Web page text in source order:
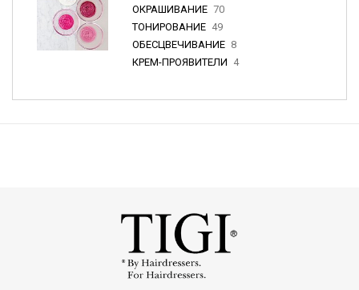
ОКРАШИВАНИЕ 70
ТОНИРОВАНИЕ 49
ОБЕСЦВЕЧИВАНИЕ 8
КРЕМ-ПРОЯВИТЕЛИ 4